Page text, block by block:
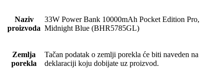
Naziv
proizvoda
33W Power Bank 10000mAh Pocket Edition Pro,
Midnight Blue (BHR5785GL)
Zemlja
porekla
Tačan podatak o zemlji porekla će biti naveden na
deklaraciji koju dobijate uz proizvod.